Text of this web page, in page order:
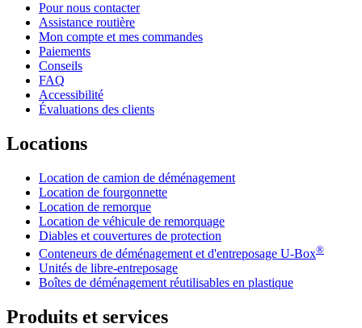
Pour nous contacter
Assistance routière
Mon compte et mes commandes
Paiements
Conseils
FAQ
Accessibilité
Évaluations des clients
Locations
Location de camion de déménagement
Location de fourgonnette
Location de remorque
Location de véhicule de remorquage
Diables et couvertures de protection
Conteneurs de déménagement et d'entreposage U-Box®
Unités de libre-entreposage
Boîtes de déménagement réutilisables en plastique
Produits et services